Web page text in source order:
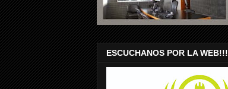
ESCUCHANOS POR LA WEB!!!